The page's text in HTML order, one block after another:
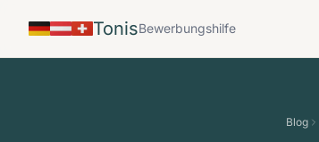
TonisBewerbungshilfe
Blog